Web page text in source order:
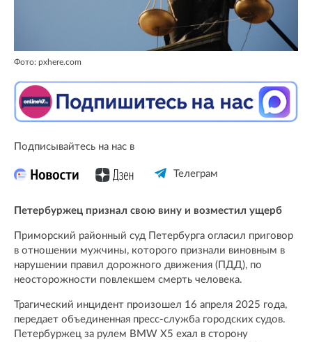
Фото: pxhere.com
Подписывайтесь на нас в
Телеграм
Петербуржец признал свою вину и возместил ущерб
Приморский районный суд Петербурга огласил приговор
в отношении мужчины, которого признали виновным в
нарушении правил дорожного движения (ПДД), по
неосторожности повлекшем смерть человека.
Трагический инцидент произошел 16 апреля 2025 года,
передает объединенная пресс-служба городских судов.
Петербуржец за рулем BMW X5 ехал в сторону